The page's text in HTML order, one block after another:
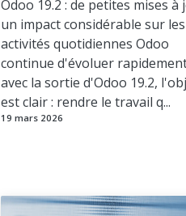
Odoo 19.2 : de petites mises à
un impact considérable sur les
activités quotidiennes Odoo
continue d'évoluer
avec la sortie d'Odoo 19.2,
est clair : rendre le travail q...
19 mars 2026